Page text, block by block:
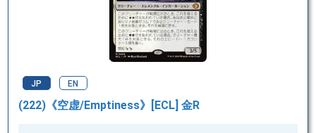
JP EN
(222)《空虚/Emptiness》[ECL] 金R